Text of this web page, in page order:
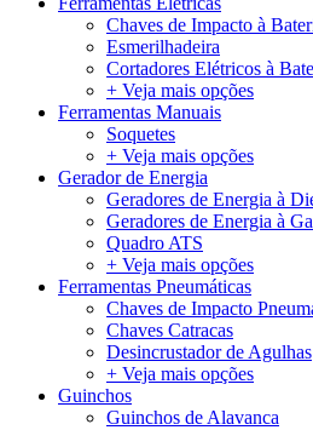
Chaves de Impacto à
Esmerilhadeira
Cortadores Elétricos à
+ Veja mais opções
Ferramentas Manuais
Soquetes
+ Veja mais opções
Gerador de Energia
Geradores de Energia à
Geradores de Energia à
Quadro ATS
+ Veja mais opções
Ferramentas Pneumáticas
Chaves de Impacto
Chaves Catracas
Desincrustador de Agulhas
+ Veja mais opções
Guinchos
Guinchos de Alavanca